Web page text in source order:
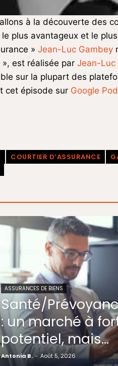
à la découverte des
plus avantageux et le
» Jean-Luc Gambey
», est réalisée par Jean-Luc
sur la plupart des
cet épisode sur Google
COURTIER D’ASSURANCE
ASSURANCES DE BIENS
Santé/
: un marché à
potentiel, mais…
Antonia B. - Août 5, 2026